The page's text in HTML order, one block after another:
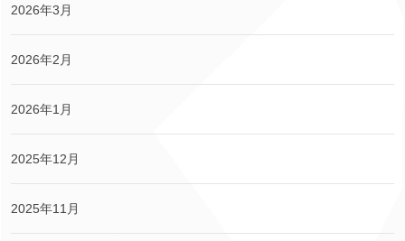
2026年3月
2026年2月
2026年1月
2025年12月
2025年11月